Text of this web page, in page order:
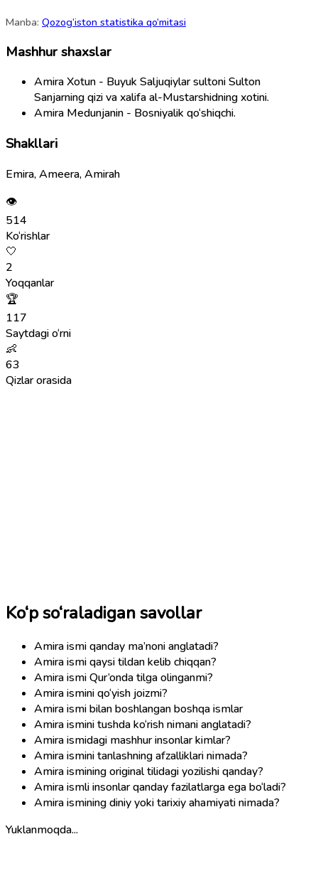
Manba: Qozog‘iston statistika qo‘mitasi
Mashhur shaxslar
Amira Xotun - Buyuk Saljuqiylar sultoni Sulton
Sanjarning qizi va xalifa al-Mustarshidning xotini.
Amira Medunjanin - Bosniyalik qo‘shiqchi.
Shakllari
Emira, Ameera, Amirah
👁
514
Ko‘rishlar
🤍
2
Yoqqanlar
🏆
117
Saytdagi o‘rni
👶
63
Qizlar orasida
Ko‘p so‘raladigan savollar
Amira ismi qanday ma’noni anglatadi?
Amira ismi qaysi tildan kelib chiqqan?
Amira ismi Qur’onda tilga olinganmi?
Amira ismini qo‘yish joizmi?
Amira ismi bilan boshlangan boshqa ismlar
Amira ismini tushda ko‘rish nimani anglatadi?
Amira ismidagi mashhur insonlar kimlar?
Amira ismini tanlashning afzalliklari nimada?
Amira ismining original tilidagi yozilishi qanday?
Amira ismli insonlar qanday fazilatlarga ega bo‘ladi?
Amira ismining diniy yoki tarixiy ahamiyati nimada?
Yuklanmoqda...